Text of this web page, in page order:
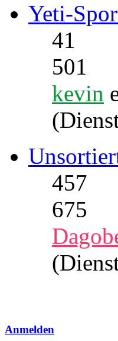
Yeti-
41
501
kevin
457
675
Anmelden